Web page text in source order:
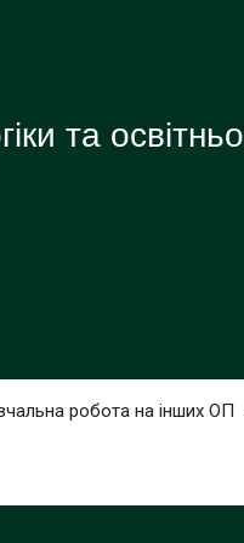
та
робота на інших ОП